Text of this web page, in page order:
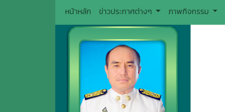
หน้าหลัก ข่าวประกาศต่างๆ ภาพกิจกรรม